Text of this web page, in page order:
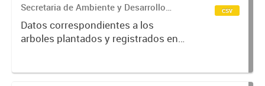
Secretaria de Ambiente y Desarrollo
Sustentable.
Datos correspondientes a los
arboles plantados y registrados en
csv